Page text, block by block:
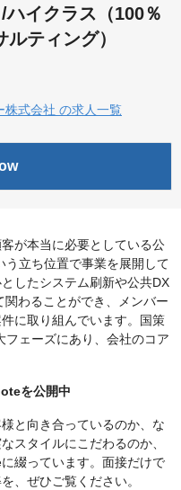
ハイクラス（100％
ティング）
株式会社 の求人一覧
が本当に必要としている公
立ち位置で事業を展開して
したシステム刷新や公共DX
わることができ、メンバー
に取り組んでいます。国策
フェーズにあり、会社のコア
を公開中
と向き合っているのか、な
スタイルにこだわるのか、
綴っています。面接だけで
、ぜひご覧ください。